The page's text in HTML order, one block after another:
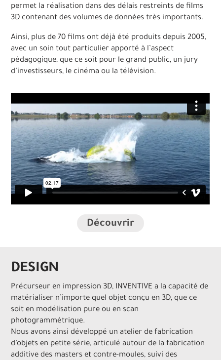
Découvrir
permet la réalisation dans des délais restreints de films
3D contenant des volumes de données très importants.
Ainsi, plus de 70 films ont déjà été produits depuis 2005,
avec un soin tout particulier apporté à l’aspect
pédagogique, que ce soit pour le grand public, un jury
d’investisseurs, le cinéma ou la télévision.
DESIGN
Précurseur en impression 3D, INVENTIVE a la capacité de
matérialiser n’importe quel objet conçu en 3D, que ce
soit en modélisation pure ou en scan
photogrammétrique.
Nous avons ainsi développé un atelier de fabrication
d’objets en petite série, articulé autour de la fabrication
additive des masters et contre-moules, suivi des